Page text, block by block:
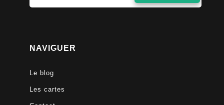
NAVIGUER
Le blog
Les cartes